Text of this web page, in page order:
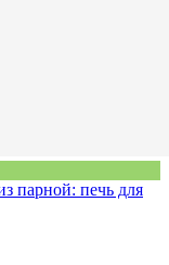
парной: печь для